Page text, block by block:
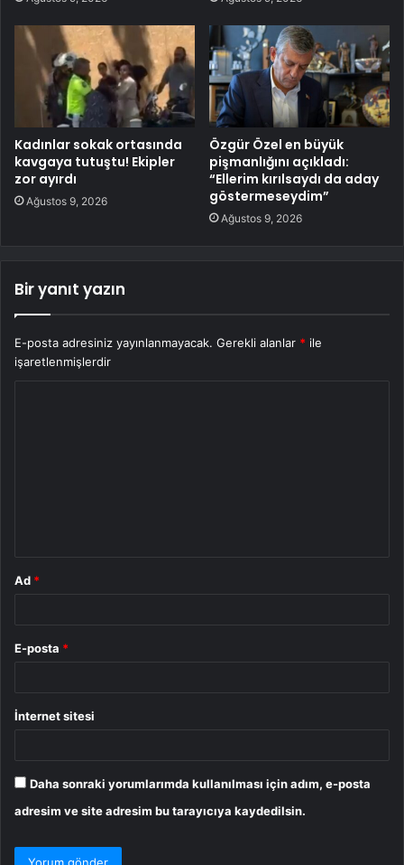
Kadınlar sokak ortasında
kavgaya tutuştu! Ekipler
zor ayırdı
Ağustos 9, 2026
Özgür Özel en büyük
pişmanlığını açıkladı:
“Ellerim kırılsaydı da aday
göstermeseydim”
Ağustos 9, 2026
Bir yanıt yazın
E-posta adresiniz yayınlanmayacak. Gerekli alanlar * ile
işaretlenmişlerdir
Ad *
E-posta *
İnternet sitesi
Daha sonraki yorumlarımda kullanılması için adım, e-posta
adresim ve site adresim bu tarayıcıya kaydedilsin.